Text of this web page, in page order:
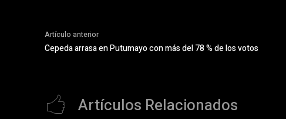
Artículo anterior
Cepeda arrasa en Putumayo con más del 78 % de los votos
Artículos Relacionados